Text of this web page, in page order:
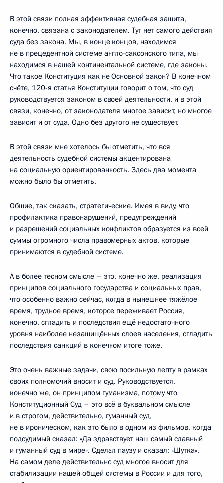
В этой связи полная эффективная судебная защита,
конечно, связана с законодателем. Тут нет самого действия
суда без закона. Мы, в конце концов, находимся
не в прецедентной системе англо-саксонского типа, мы
находимся в нашей континентальной системе, где законы.
Что такое Конституция как не Основной закон? В конечном
счёте, 120-я статья Конституции говорит о том, что суд
руководствуется законом в своей деятельности, и в этой
связи, конечно, от законодателя многое зависит, но многое
зависит и от суда. Одно без другого не существует.
В этой связи мне хотелось бы отметить, что вся
деятельность судебной системы акцентирована
на социальную ориентированность. Здесь два момента
можно было бы отметить.
Общие, так сказать, стратегические. Имея в виду, что
профилактика правонарушений, предупреждений
и разрешений социальных конфликтов образуется из всей
суммы огромного числа правомерных актов, которые
принимаются в судебной системе.
А в более тесном смысле – это, конечно же, реализация
принципов социального государства и социальных прав,
что особенно важно сейчас, когда в нынешнее тяжёлое
время, трудное время, которое переживает Россия,
конечно, сгладить и последствия ещё недостаточного
уровня наиболее незащищённых слоев населения, сгладить
последствия санкций в конечном итоге тоже.
Это очень важные задачи, свою посильную лепту в рамках
своих полномочий вносит и суд. Руководствуется,
конечно же, он принципом гуманизма, потому что
Конституционный Суд – это всё в буквальном смысле
и в строгом, действительно, гуманный суд,
не в ироническом, как это было в одном из фильмов, когда
подсудимый сказал: «Да здравствует наш самый славный
и гуманный суд в мире». Сделал паузу и сказал: «Шутка».
На самом деле действительно суд многое вносит для
стабилизации нашей общей системы в России и для того,